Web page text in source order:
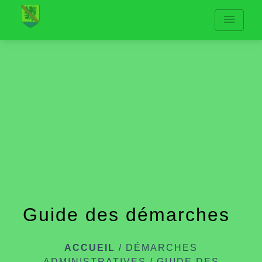
menu
Guide des démarches
ACCUEIL / DÉMARCHES